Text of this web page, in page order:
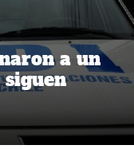
a un